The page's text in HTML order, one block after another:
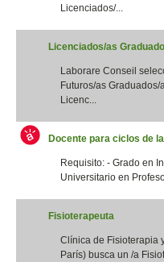
Licenciados/...
Licenciados/as
Laborare Conseil
Futuros/as
Licenc...
Docente para ciclos de
Requisito: - Grado en
Universitario en
Fisioterapeuta
Clínica de Fisioterapia
París) busca un /a